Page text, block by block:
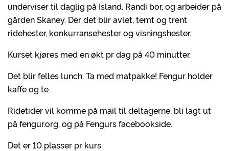
underviser til daglig på Island. Randi bor, og arbeider på
gården Skaney. Der det blir avlet, temt og trent
ridehester, konkurransehester og visningshester.
Kurset kjøres med en økt pr dag på 40 minutter.
Det blir felles lunch. Ta med matpakke! Fengur holder
kaffe og te.
Ridetider vil komme på mail til deltagerne, bli lagt ut
på fengur.org, og på Fengurs facebookside.
Det er 10 plasser pr kurs